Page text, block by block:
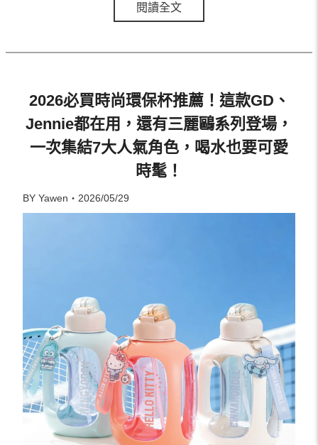
閱讀全文
2026必買時尚環保杯推薦！這款GD、
Jennie都在用，還有三麗鷗系列登場，
一次集結7大人氣角色，喝水也要可愛
時髦！
BY Yawen・2026/05/29